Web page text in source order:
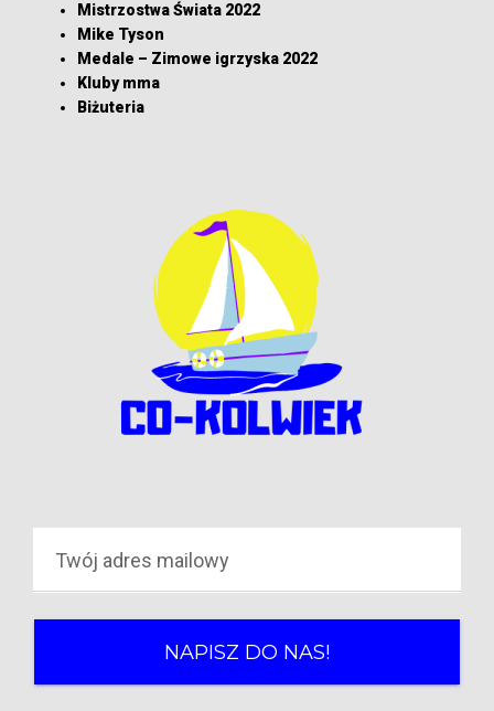
Mistrzostwa Świata 2022
Mike Tyson
Medale – Zimowe igrzyska 2022
Kluby mma
Biżuteria
NAPISZ DO NAS!